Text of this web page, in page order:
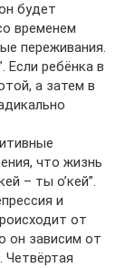
будет
временем
переживания.
Если ребёнка в
а затем в
что жизнь
– ты о’кей”.
и
от
он зависим от